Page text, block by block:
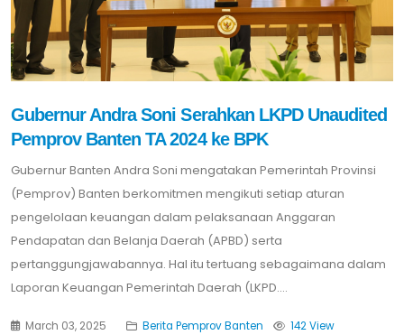
Gubernur Andra Soni Serahkan LKPD Unaudited
Pemprov Banten TA 2024 ke BPK
Gubernur Banten Andra Soni mengatakan Pemerintah Provinsi
(Pemprov) Banten berkomitmen mengikuti setiap aturan
pengelolaan keuangan dalam pelaksanaan Anggaran
Pendapatan dan Belanja Daerah (APBD) serta
pertanggungjawabannya. Hal itu tertuang sebagaimana dalam
Laporan Keuangan Pemerintah Daerah (LKPD....
March 03, 2025 Berita Pemprov Banten 142 View